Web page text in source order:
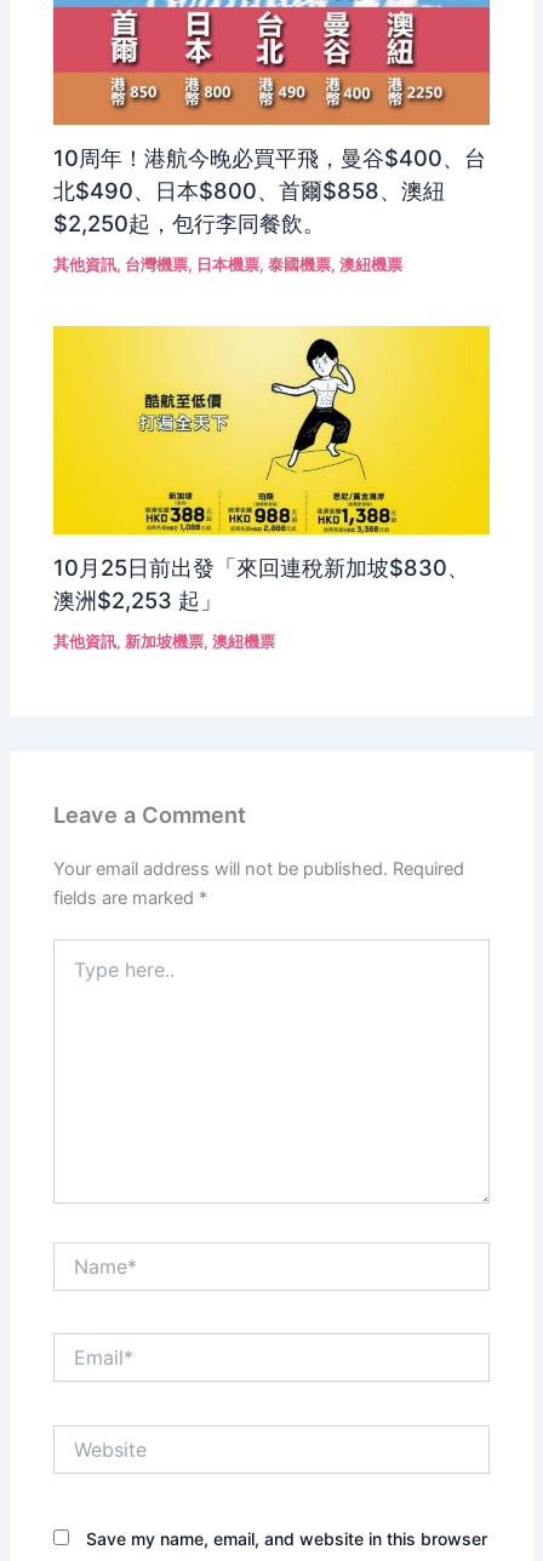
10周年！港航今晚必買平飛，曼谷$400、台
北$490、日本$800、首爾$858、澳紐
$2,250起，包行李同餐飲。
其他資訊, 台灣機票, 日本機票,泰國機票,澳紐機票
10月25日前出發「來回連稅新加坡$830、
澳洲$2,253 起」
其他資訊,新加坡機票,澳紐機票
Leave a Comment
Your email address will not be published. Required
fields are marked *
here..
Save my name, email, and website in this browser